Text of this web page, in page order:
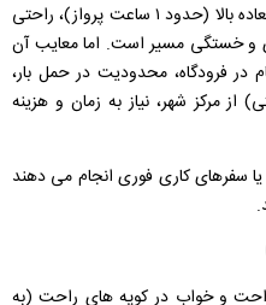
مزیت های سفر با هواپیما سرعت فوق‌ العاده بالا (حدود ۱ ساعت پرواز)، راحتی
و خستگی مسیر است. اما معایب آن
در فرودگاه، محدودیت در حمل بار،
از مرکز شهر، نیاز به زمان و هزینه
سفرهای کاری فوری انجام می‌ دهند
و خواب در کوپه ‌های راحت (به‌